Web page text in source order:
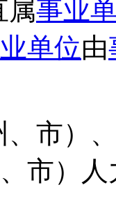
属事业
单位由
、市）
市）